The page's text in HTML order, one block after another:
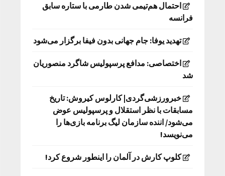
احتمال هم‌تیمی شدن طارمی با ستاره سابق
فرانسه
تهدید یوفا: جام جهانی بدون فیفا برگزار می‌شود
اختصاصی: مدافع پرسپولیس شاگرد منصوریان
شد
خبرورزشی‌گردی| کارلوس کیروش: تاریخ
مسابقات با نظر استقلال و پرسپولیس عوض
می‌شود/ اننده سازمان لیگ برنامه بازی‌ها را
می‌نویسد!
کلوپ کارش در آلمان را اینطور شروع کرد!